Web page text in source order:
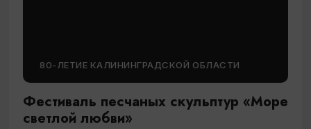
80-ЛЕТИЕ КАЛИНИНГРАДСКОЙ ОБЛАСТИ
Фестиваль песчаных скульптур «Море
светлой любви»